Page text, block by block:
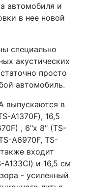
автомобиля и
в нее новой
специально
акустических
просто
автомобиль.
выпускаются в
A1370F), 16,5
, 6"x 8" (TS-
A6970F, TS-
входит
A133CI) и 16,5 см
- усиленный